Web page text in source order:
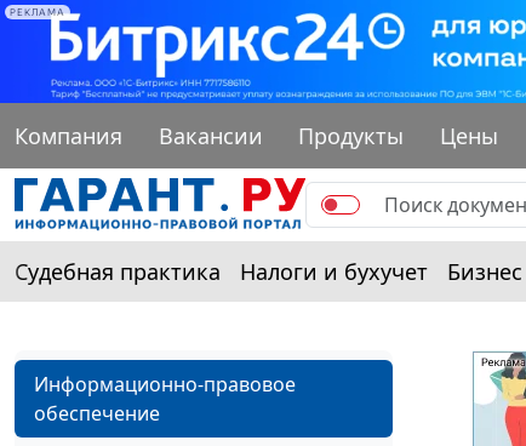
РЕКЛАМА
Компания Вакансии Продукты Цены
Судебная практика Налоги и бухучет Бизнес
Информационно-правовое
обеспечение